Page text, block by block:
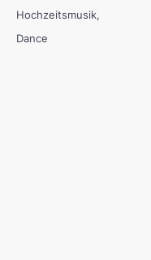
Hochzeitsmusik
Dance